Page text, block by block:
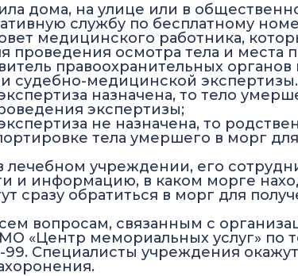
дома, на улице или в
службу по бесплатному
медицинского работника,
проведения осмотра тела и места
правоохранительных
судебно-медицинской экспертизы.
назначена, то тело
экспертизы;
не назначена, то
тела умершего в морг
лечебном учреждении, его
и информацию, в каком морге
сразу обратиться в морг для
вопросам, связанным с
«Центр мемориальных услуг» по
99. Специалисты учреждения